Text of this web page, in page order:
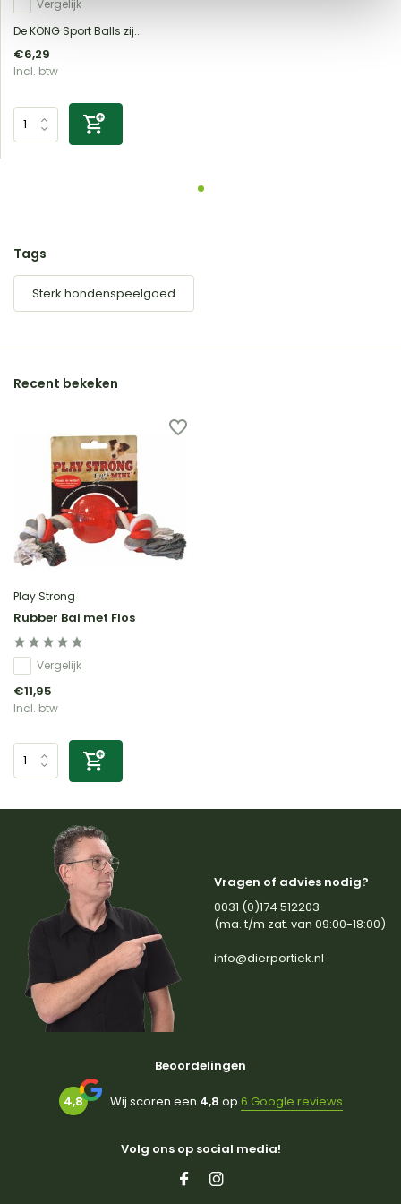
Vergelijk
De KONG Sport Balls zij...
€6,29
Incl. btw
Tags
Sterk hondenspeelgoed
Recent bekeken
Play Strong
Rubber Bal met Flos
Vergelijk
€11,95
Incl. btw
Vragen of advies nodig?
0031 (0)174 512203
(ma. t/m zat. van 09:00-18:00)
info@dierportiek.nl
Beoordelingen
4,8 Wij scoren een 4,8 op 6 Google reviews
Volg ons op social media!